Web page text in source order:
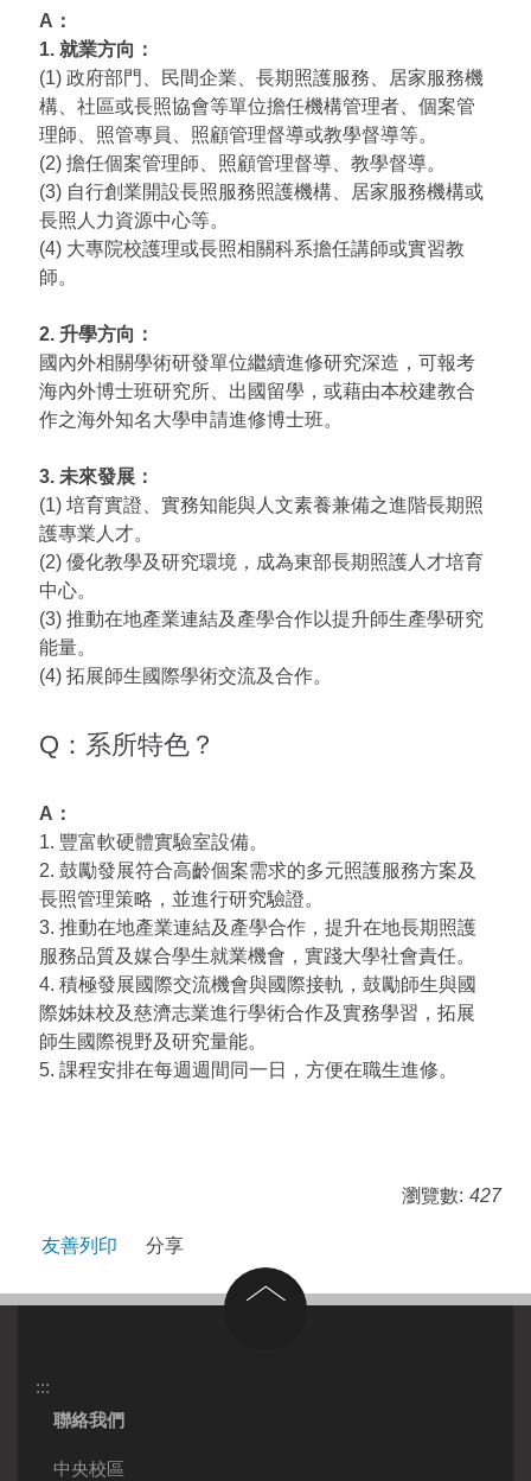
A：
1. 就業方向：
(1) 政府部門、民間企業、長期照護服務、居家服務機
構、社區或長照協會等單位擔任機構管理者、個案管
理師、照管專員、照顧管理督導或教學督導等。
(2) 擔任個案管理師、照顧管理督導、教學督導。
(3) 自行創業開設長照服務照護機構、居家服務機構或
長照人力資源中心等。
(4) 大專院校護理或長照相關科系擔任講師或實習教
師。
2. 升學方向：
國內外相關學術研發單位繼續進修研究深造，可報考
海內外博士班研究所、出國留學，或藉由本校建教合
作之海外知名大學申請進修博士班。
3. 未來發展：
(1) 培育實證、實務知能與人文素養兼備之進階長期照
護專業人才。
(2) 優化教學及研究環境，成為東部長期照護人才培育
中心。
(3) 推動在地產業連結及產學合作以提升師生產學研究
能量。
(4) 拓展師生國際學術交流及合作。
Q：系所特色？
A：
1. 豐富軟硬體實驗室設備。
2. 鼓勵發展符合高齡個案需求的多元照護服務方案及
長照管理策略，並進行研究驗證。
3. 推動在地產業連結及產學合作，提升在地長期照護
服務品質及媒合學生就業機會，實踐大學社會責任。
4. 積極發展國際交流機會與國際接軌，鼓勵師生與國
際姊妹校及慈濟志業進行學術合作及實務學習，拓展
師生國際視野及研究量能。
5. 課程安排在每週週間同一日，方便在職生進修。
瀏覽數: 427
友善列印 分享
回到頂部
:::
聯絡我們
中央校區